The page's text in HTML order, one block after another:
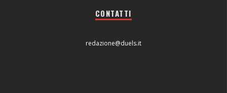
CONTATTI
redazione@duels.it